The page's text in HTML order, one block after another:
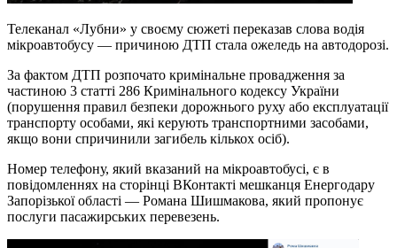
Телеканал «Лубни» у своєму сюжеті переказав слова водія
мікроавтобусу — причиною ДТП стала ожеледь на автодорозі.
За фактом ДТП розпочато кримінальне провадження за
частиною 3 статті 286 Кримінального кодексу України
(порушення правил безпеки дорожнього руху або експлуатації
транспорту особами, які керують транспортними засобами,
якщо вони спричинили загибель кількох осіб).
Номер телефону, який вказаний на мікроавтобусі, є в
повідомленнях на сторінці ВКонтакті мешканця Енергодару
Запорізької області — Романа Шишмакова, який пропонує
послуги пасажирських перевезень.